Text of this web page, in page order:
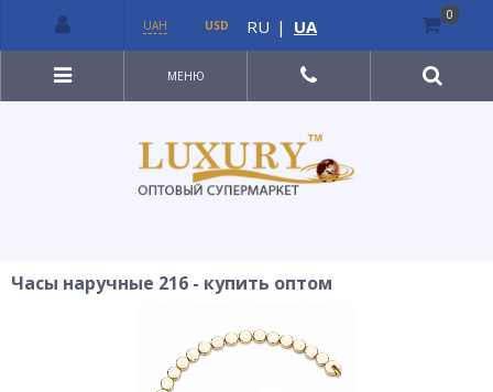
МЕНЮ
Часы наручные 216 - купить оптом
UAH USD RU | UA
0